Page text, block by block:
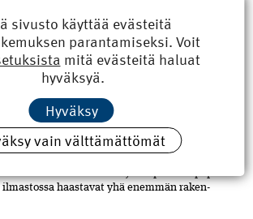
on parantanut merkittävästi
Talojen kokoaminen
aikaisempaa nopeammin, mutta puurakentajat
la...
koettelee myös julkisivuja
haastavat yhä enemmän raken­
sivusto käyttää evästeitä
parantamiseksi. Voit
mitä evästeitä haluat
hyväksyä.
Hyväksy
vain välttämättömät